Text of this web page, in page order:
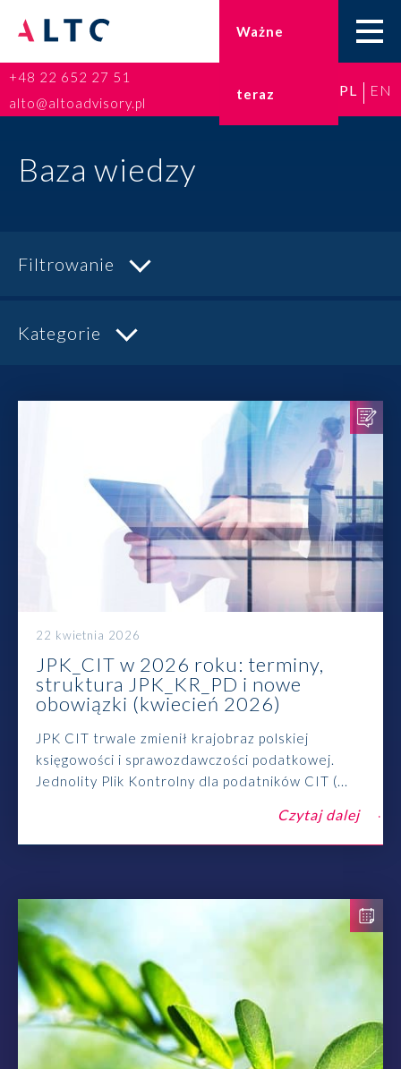
Ważne
teraz
Doradztwo podatkowe
Broker ubezpieczeniowy
Rozwiązania
Zespół
Dołącz do nas
Dlaczego ALTO
Case studies
Baza wiedzy
ALTOstratus
Kontakt
+48 22 652 27 51
alto@altoadvisory.pl
PL EN
Baza wiedzy
Filtrowanie
Kategorie
22 kwietnia 2026
JPK_CIT w 2026 roku: terminy,
struktura JPK_KR_PD i nowe
obowiązki (kwiecień 2026)
JPK CIT trwale zmienił krajobraz polskiej
księgowości i sprawozdawczości podatkowej.
Jednolity Plik Kontrolny dla podatników CIT (...
Czytaj dalej